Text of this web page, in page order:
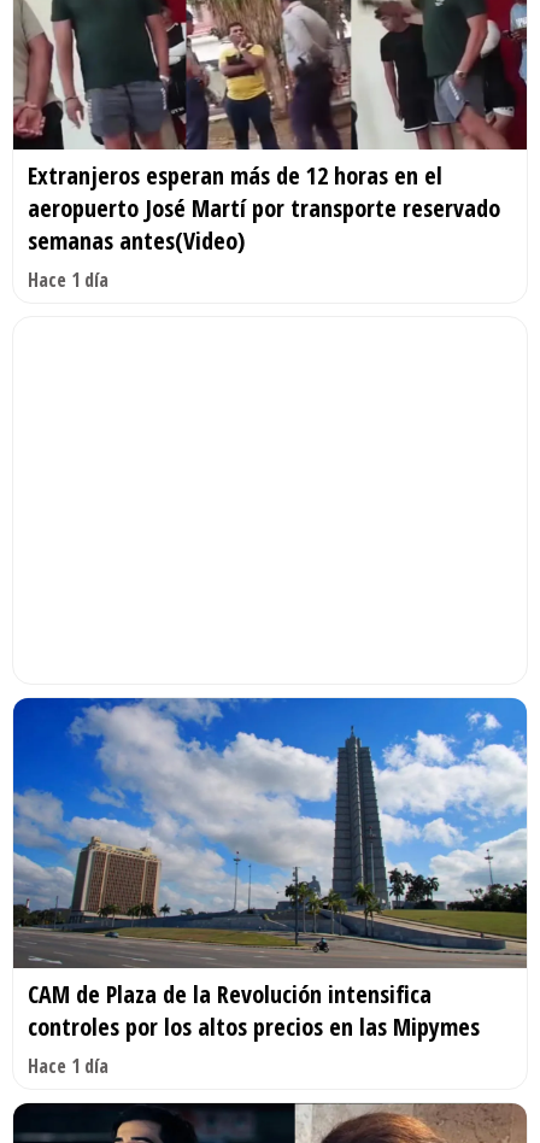
Extranjeros esperan más de 12 horas en el
aeropuerto José Martí por transporte reservado
semanas antes(Video)
Hace 1 día
CAM de Plaza de la Revolución intensifica
controles por los altos precios en las Mipymes
Hace 1 día